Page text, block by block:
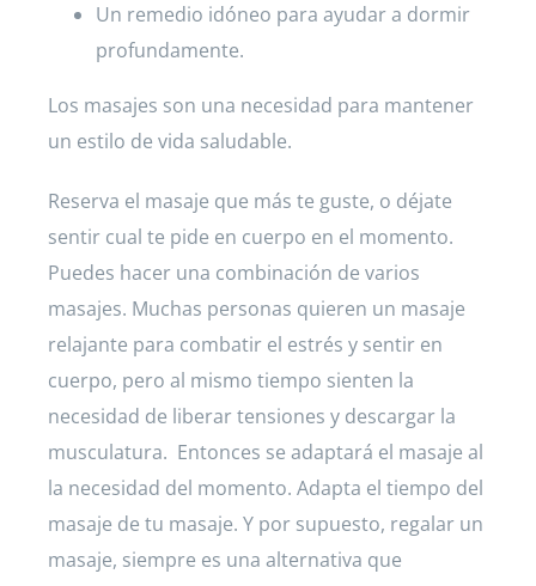
Un remedio idóneo para ayudar a dormir
profundamente.
Los masajes son una necesidad para mantener
un estilo de vida saludable.
Reserva el masaje que más te guste, o déjate
sentir cual te pide en cuerpo en el momento.
Puedes hacer una combinación de varios
masajes. Muchas personas quieren un masaje
relajante para combatir el estrés y sentir en
cuerpo, pero al mismo tiempo sienten la
necesidad de liberar tensiones y descargar la
musculatura. Entonces se adaptará el masaje al
la necesidad del momento. Adapta el tiempo del
masaje de tu masaje. Y por supuesto, regalar un
masaje, siempre es una alternativa que